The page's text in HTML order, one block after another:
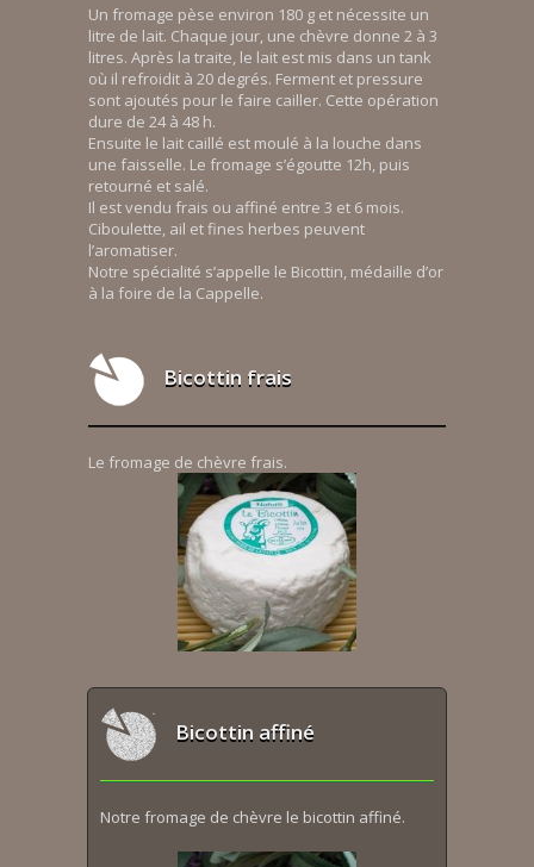
Un fromage pèse environ 180 g et nécessite un
litre de lait. Chaque jour, une chèvre donne 2 à 3
litres. Après la traite, le lait est mis dans un tank
où il refroidit à 20 degrés. Ferment et pressure
sont ajoutés pour le faire cailler. Cette opération
dure de 24 à 48 h.
Ensuite le lait caillé est moulé à la louche dans
une faisselle. Le fromage s’égoutte 12h, puis
retourné et salé.
Il est vendu frais ou affiné entre 3 et 6 mois.
Ciboulette, ail et fines herbes peuvent
l’aromatiser.
Notre spécialité s’appelle le Bicottin, médaille d’or
à la foire de la Cappelle.
Bicottin frais
Le fromage de chèvre frais.
Bicottin affiné
Notre fromage de chèvre le bicottin affiné.